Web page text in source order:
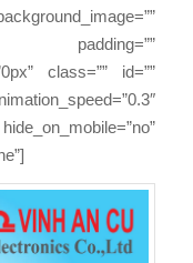
padding=””
class=”” id=””